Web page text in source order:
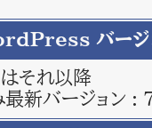
バージ
それ以降
最新バージョン :